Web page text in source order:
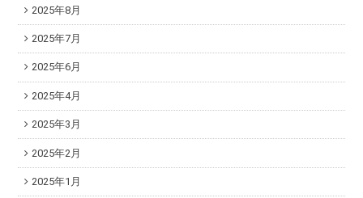
2025年8月
2025年7月
2025年6月
2025年4月
2025年3月
2025年2月
2025年1月